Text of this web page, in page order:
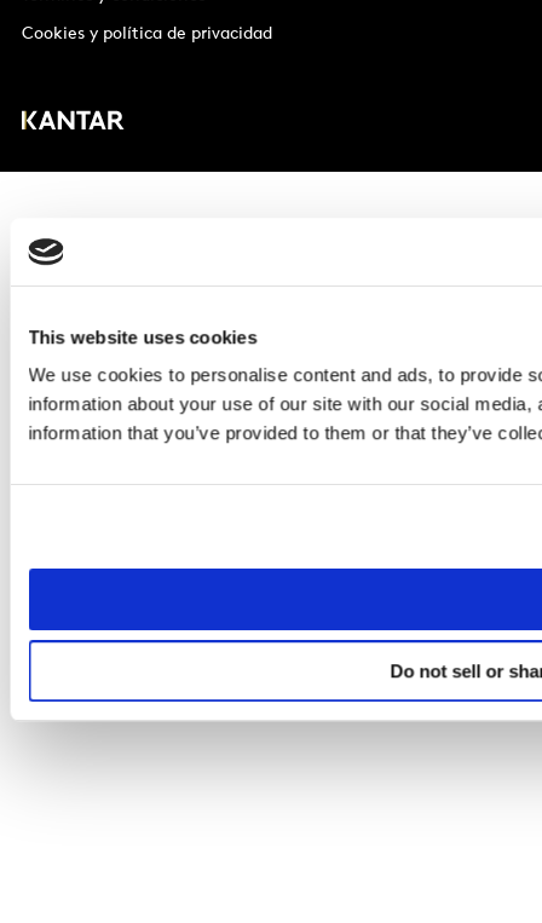
This website uses cookies
We use cookies to personalise content and ads, to provide
information about your use of our site with our social
information that you’ve provided to them or that they’ve
Do not sell or
Cookies y política de privacidad